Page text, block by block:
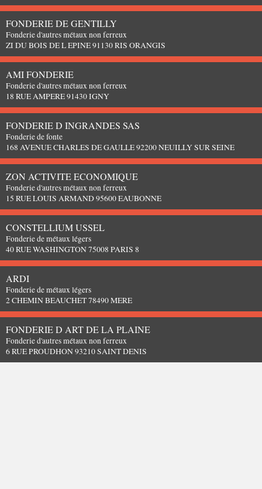
FONDERIE DE GENTILLY
Fonderie d'autres métaux non ferreux
ZI DU BOIS DE L EPINE 91130 RIS ORANGIS
AMI FONDERIE
Fonderie d'autres métaux non ferreux
18 RUE AMPERE 91430 IGNY
FONDERIE D INGRANDES SAS
Fonderie de fonte
168 AVENUE CHARLES DE GAULLE 92200 NEUILLY SUR SEINE
ZON ACTIVITE ECONOMIQUE
Fonderie d'autres métaux non ferreux
15 RUE LOUIS ARMAND 95600 EAUBONNE
CONSTELLIUM USSEL
Fonderie de métaux légers
40 RUE WASHINGTON 75008 PARIS 8
ARDI
Fonderie de métaux légers
2 CHEMIN BEAUCHET 78490 MERE
FONDERIE D ART DE LA PLAINE
Fonderie d'autres métaux non ferreux
6 RUE PROUDHON 93210 SAINT DENIS